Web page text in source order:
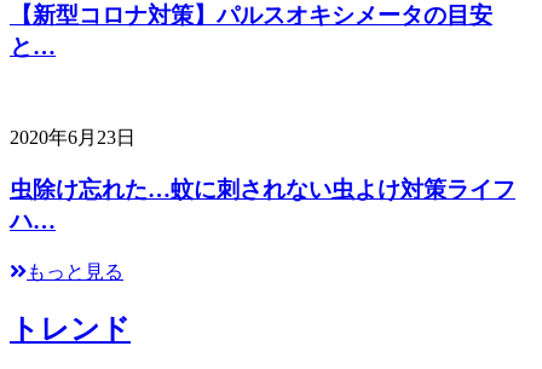
【新型コロナ対策】パルスオキシメータの目安
と…
2020年6月23日
虫除け忘れた…蚊に刺されない虫よけ対策ライフ
ハ…
もっと見る
トレンド